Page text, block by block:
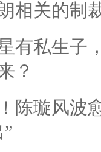
相关的制
有私生子
？
陈璇风波